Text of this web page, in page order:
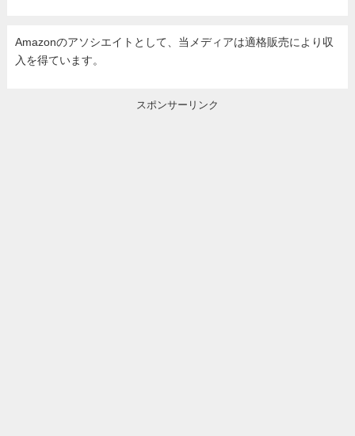
Amazonのアソシエイトとして、当メディアは適格販売により収
入を得ています。
スポンサーリンク